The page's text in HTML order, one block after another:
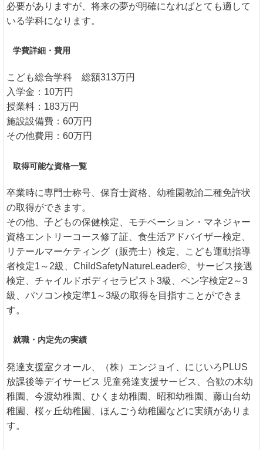
必要がありますが、将来の夢が明確になればとても適して
いる学科になります。
学費詳細・費用
こども総合学科 総額313万円
入学金：10万円
授業料：183万円
施設設備費：60万円
その他費用：60万円
取得可能な資格一覧
卒業時に専門士称号、保育士資格、幼稚園教諭二種免許状
の取得ができます。
その他、子どもの保健検定、モチベーション・マネジャー
資格エントリーコース修了証、食生活アドバイザー検定、
リテールマーケティング（販売士）検定、こども運動指導
者検定1～2級、ChildSafetyNatureLeader©、サービス接遇
検定、チャイルドボディセラピスト3級、ペン字検定2～3
級、パソコン検定準1～3級の取得を目指すことができま
す。
就職・内定先の実績
発達支援室クオール、（株）エンジョイ、にじいろPLUS
放課後等デイサービス 児童発達支援サービス、合歓の木幼
稚園、今渡幼稚園、ひくま幼稚園、昭和幼稚園、藤山台幼
稚園、桜ヶ丘幼稚園、ほんごう幼稚園などに実績がありま
す。